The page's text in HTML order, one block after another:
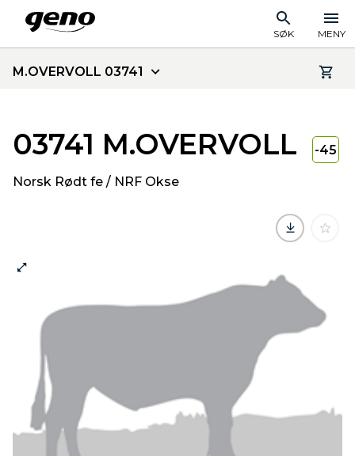
SØK MENY
M.OVERVOLL 03741
03741 M.OVERVOLL
Norsk Rødt fe / NRF Okse
-45